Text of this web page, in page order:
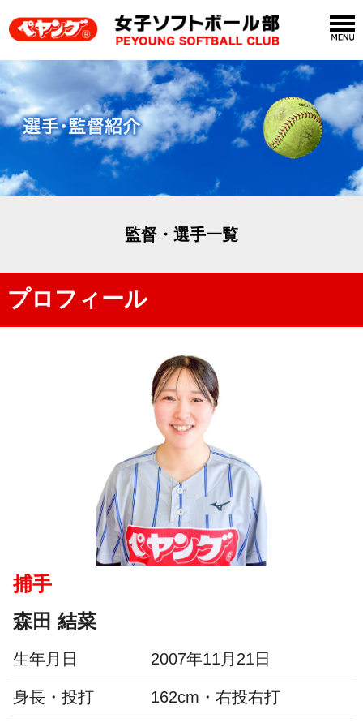
監督・選手一覧
プロフィール
捕手
森田 結菜
生年月日 2007年11月21日
身長・投打 162cm・右投右打